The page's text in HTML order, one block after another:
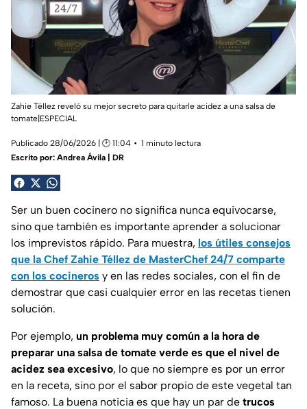
Zahie Téllez reveló su mejor secreto para quitarle acidez a una salsa de
tomate|ESPECIAL
Publicado 28/06/2026 | 🕑 11:04
1 minuto lectura
Escrito por: Andrea Ávila | DR
Ser un buen cocinero no significa nunca equivocarse,
sino que también es importante aprender a solucionar
los imprevistos rápido. Para muestra, los útiles consejos
que la Chef Zahie Téllez de MasterChef 24/7 comparte
con los cocineros y en las redes sociales, con el fin de
demostrar que casi cualquier error en las recetas tienen
solución.
Por ejemplo, un problema muy común a la hora de
preparar una salsa de tomate verde es que el nivel de
acidez sea excesivo, lo que no siempre es por un error
en la receta, sino por el sabor propio de este vegetal tan
famoso. La buena noticia es que hay un par de trucos